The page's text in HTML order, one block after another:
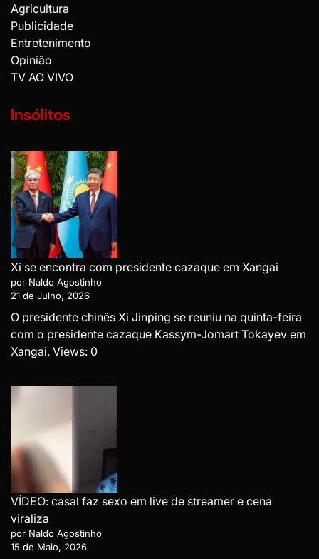
Agricultura
Publicidade
Entretenimento
Opinião
TV AO VIVO
Insólitos
Xi se encontra com presidente cazaque em Xangai
por Naldo Agostinho
21 de Julho, 2026
O presidente chinês Xi Jinping se reuniu na quinta-feira
com o presidente cazaque Kassym-Jomart Tokayev em
Xangai. Views: 0
VÍDEO: casal faz sexo em live de streamer e cena
viraliza
por Naldo Agostinho
15 de Maio, 2026